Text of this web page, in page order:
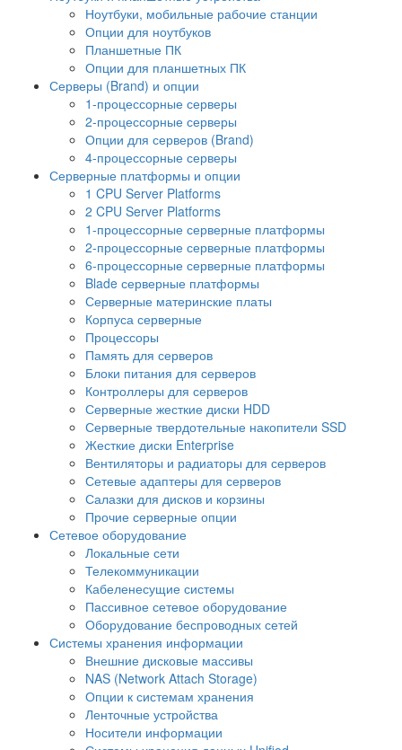
Ноутбуки, мобильные рабочие станции
Опции для ноутбуков
Планшетные ПК
Опции для планшетных ПК
Серверы (Brand) и опции
1-процессорные серверы
2-процессорные серверы
Опции для серверов (Brand)
4-процессорные серверы
Серверные платформы и опции
1 CPU Server Platforms
2 CPU Server Platforms
1-процессорные серверные платформы
2-процессорные серверные платформы
6-процессорные серверные платформы
Blade серверные платформы
Серверные материнские платы
Корпуса серверные
Процессоры
Память для серверов
Блоки питания для серверов
Контроллеры для серверов
Серверные жесткие диски HDD
Серверные твердотельные накопители SSD
Жесткие диски Enterprise
Вентиляторы и радиаторы для серверов
Сетевые адаптеры для серверов
Салазки для дисков и корзины
Прочие серверные опции
Сетевое оборудование
Локальные сети
Телекоммуникации
Кабеленесущие системы
Пассивное сетевое оборудование
Оборудование беспроводных сетей
Системы хранения информации
Внешние дисковые массивы
NAS (Network Attach Storage)
Опции к системам хранения
Ленточные устройства
Носители информации